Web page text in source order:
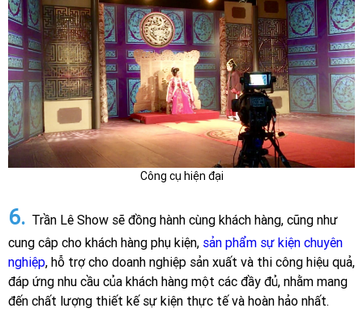
Công cụ hiện đại
6. Trần Lê Show sẽ đồng hành cùng khách hàng, cũng như
cung câp cho khách hàng phụ kiện, sản phẩm sự kiện chuyên
nghiệp, hỗ trợ cho doanh nghiệp sản xuất và thi công hiệu quả,
đáp ứng nhu cầu của khách hàng một các đầy đủ, nhằm mang
đến chất lượng thiết kế sự kiện thực tế và hoàn hảo nhất.